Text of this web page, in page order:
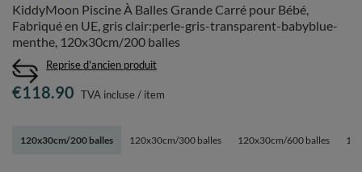
KiddyMoon Piscine À Balles Grande Carré pour Bébé,
Fabriqué en UE, gris clair:perle-gris-transparent-babyblue-
menthe, 120x30cm/200 balles
Reprise d'ancien produit
120x30cm/200 balles 120x30cm/300 balles 120x30cm/600 balles
€118.90 TVA incluse/ item